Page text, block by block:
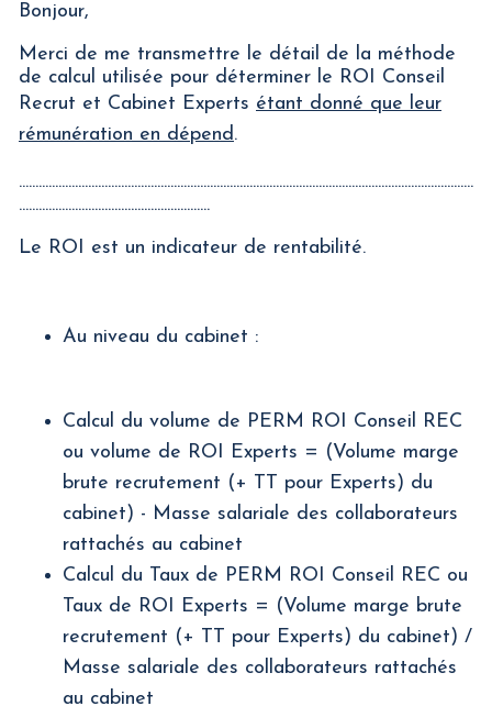
Bonjour,
Merci de me transmettre le détail de la méthode
de calcul utilisée pour déterminer le ROI Conseil
Recrut et Cabinet Experts étant donné que leur
rémunération en dépend.
..........................................................................................................................................
..........................................................
Le ROI est un indicateur de rentabilité.
Au niveau du cabinet :
Calcul du volume de PERM ROI Conseil REC
ou volume de ROI Experts = (Volume marge
brute recrutement (+ TT pour Experts) du
cabinet) - Masse salariale des collaborateurs
rattachés au cabinet
Calcul du Taux de PERM ROI Conseil REC ou
Taux de ROI Experts = (Volume marge brute
recrutement (+ TT pour Experts) du cabinet) /
Masse salariale des collaborateurs rattachés
au cabinet